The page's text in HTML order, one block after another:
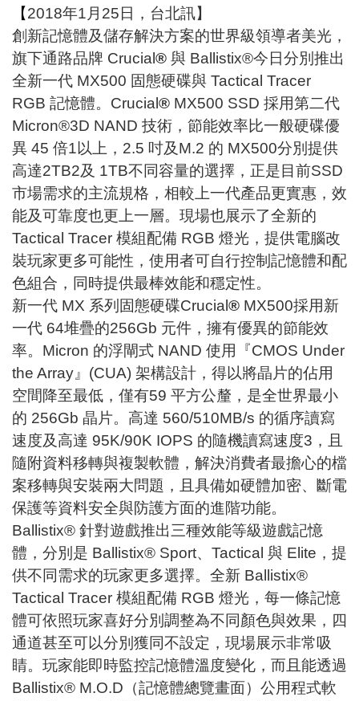
【2018年1月25日，台北訊】
創新記憶體及儲存解決方案的世界級領導者美光，
旗下通路品牌 Crucial ® 與 Ballistix®今日分別推出
全新一代 MX500 固態硬碟與 Tactical Tracer
RGB 記憶體。Crucial ® MX500 SSD 採用第二代
Micron®3D NAND 技術，節能效率比一般硬碟優
異 45 倍1以上，2.5 吋及M.2 的 MX500分別提供
高達2TB2及 1TB不同容量的選擇，正是目前SSD
市場需求的主流規格，相較上一代產品更實惠，效
能及可靠度也更上一層。現場也展示了全新的
Tactical Tracer 模組配備 RGB 燈光，提供電腦改
裝玩家更多可能性，使用者可自行控制記憶體和配
色組合，同時提供最棒效能和穩定性。
新一代 MX 系列固態硬碟Crucial ® MX500採用新
一代 64堆疊的256Gb 元件，擁有優異的節能效
率。Micron 的浮閘式 NAND 使用『CMOS Under
the Array』(CUA) 架構設計，得以將晶片的佔用
空間降至最低，僅有59 平方公釐，是全世界最小
的 256Gb 晶片。高達 560/510MB/s 的循序讀寫
速度及高達 95K/90K IOPS 的隨機讀寫速度3，且
隨附資料移轉與複製軟體，解決消費者最擔心的檔
案移轉與安裝兩大問題，且具備如硬體加密、斷電
保護等資料安全與防護方面的進階功能。
Ballistix® 針對遊戲推出三種效能等級遊戲記憶
體，分別是 Ballistix® Sport、Tactical 與 Elite，提
供不同需求的玩家更多選擇。全新 Ballistix®
Tactical Tracer 模組配備 RGB 燈光，每一條記憶
體可依照玩家喜好分別調整為不同顏色與效果，四
通道甚至可以分別獲同不設定，現場展示非常吸
睛。玩家能即時監控記憶體溫度變化，而且能透過
Ballistix® M.O.D（記憶體總覽畫面）公用程式軟